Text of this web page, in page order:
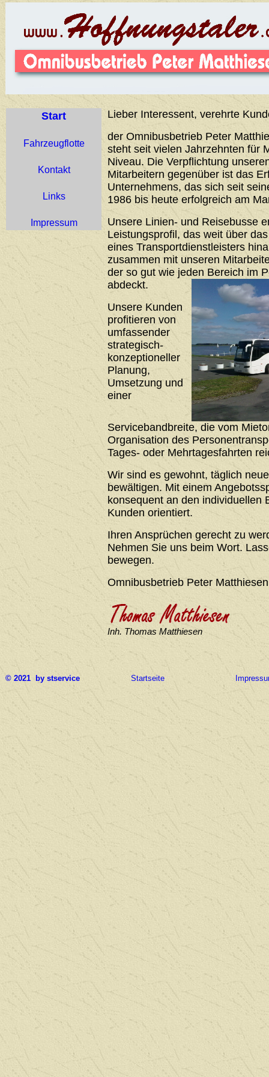
Start
Fahrzeugflotte
Kontakt
Links
Impressum
Lieber Interessent, verehrte
der Omnibusbetrieb Peter
steht seit vielen Jahrzehnten für
Niveau. Die Verpflichtung
Mitarbeitern gegenüber ist das
Unternehmens, das sich seit
1986 bis heute erfolgreich am
Unsere Linien- und Reisebusse
Leistungsprofil, das weit über
eines Transportdienstleisters
zusammen mit unseren
der so gut wie jeden Bereich im
abdeckt.
Unsere Kunden
profitieren von
umfassender
strategisch-
konzeptioneller
Planung,
Umsetzung und
einer
Servicebandbreite, die vom
Organisation des
Tages- oder Mehrtagesfahrten
Wir sind es gewohnt, täglich
bewältigen. Mit einem
konsequent an den individuellen
Kunden orientiert.
Ihren Ansprüchen gerecht zu
Nehmen Sie uns beim Wort.
bewegen.
Omnibusbetrieb Peter Matthiesen
Inh. Thomas Matthiesen
© 2021 by stservice Startseite